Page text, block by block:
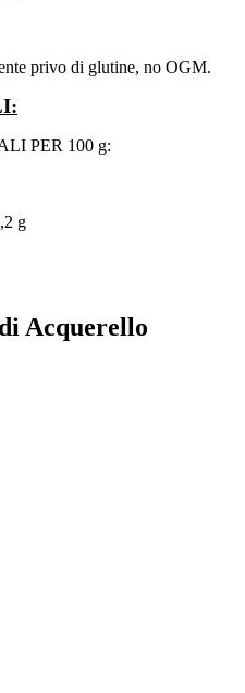
privo di glutine, no OGM.
PER 100 g:
g
Acquerello